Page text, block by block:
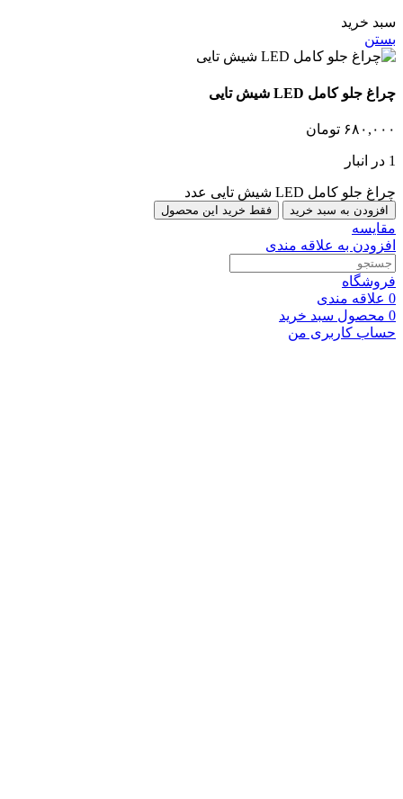
سبد خرید
بستن
چراغ جلو کامل LED شیش تایی
۶۸۰,۰۰۰ تومان
1 در انبار
چراغ جلو کامل LED شیش تایی عدد
افزودن به سبد خرید فقط خرید این محصول
مقایسه
افزودن به علاقه مندی
فروشگاه
0 علاقه مندی
0 محصول سبد خرید
حساب کاربری من